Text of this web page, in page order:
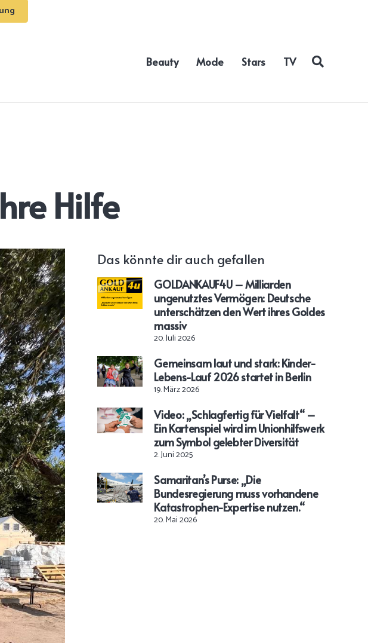
Beauty Mode Stars TV
Hilfe
Das könnte dir auch gefallen
GOLDANKAUF4U – Milliarden
ungenutztes Vermögen: Deutsche
unterschätzen den Wert ihres Goldes
massiv
20. Juli 2026
Gemeinsam laut und stark: Kinder-
Lebens-Lauf 2026 startet in Berlin
19. März 2026
Video: „Schlagfertig für Vielfalt“ –
Ein Kartenspiel wird im Unionhilfswerk
zum Symbol gelebter Diversität
2. Juni 2025
Samaritan’s Purse: „Die
Bundesregierung muss vorhandene
Katastrophen-Expertise nutzen.“
20. Mai 2026